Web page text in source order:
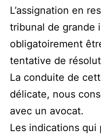
L’assignation en
tribunal de grande
obligatoirement
tentative de
La conduite de
délicate, nous
avec un avocat.
Les indications